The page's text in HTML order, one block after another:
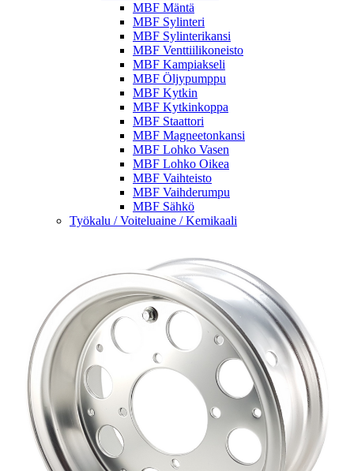
MBF Mäntä
MBF Sylinteri
MBF Sylinterikansi
MBF Venttiilikoneisto
MBF Kampiakseli
MBF Öljypumppu
MBF Kytkin
MBF Kytkinkoppa
MBF Staattori
MBF Magneetonkansi
MBF Lohko Vasen
MBF Lohko Oikea
MBF Vaihteisto
MBF Vaihderumpu
MBF Sähkö
Työkalu / Voiteluaine / Kemikaali